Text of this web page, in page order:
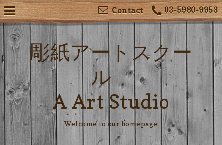
03-5980-9953
Contact
彫紙アートスクー
ル
A Art Studio
Welcome to our homepage